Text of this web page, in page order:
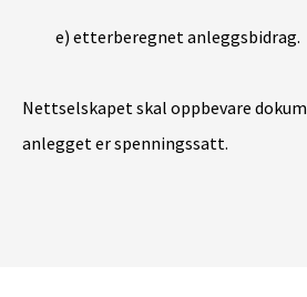
e) etterberegnet anleggsbidrag.
Nettselskapet skal oppbevare
anlegget er spenningssatt.